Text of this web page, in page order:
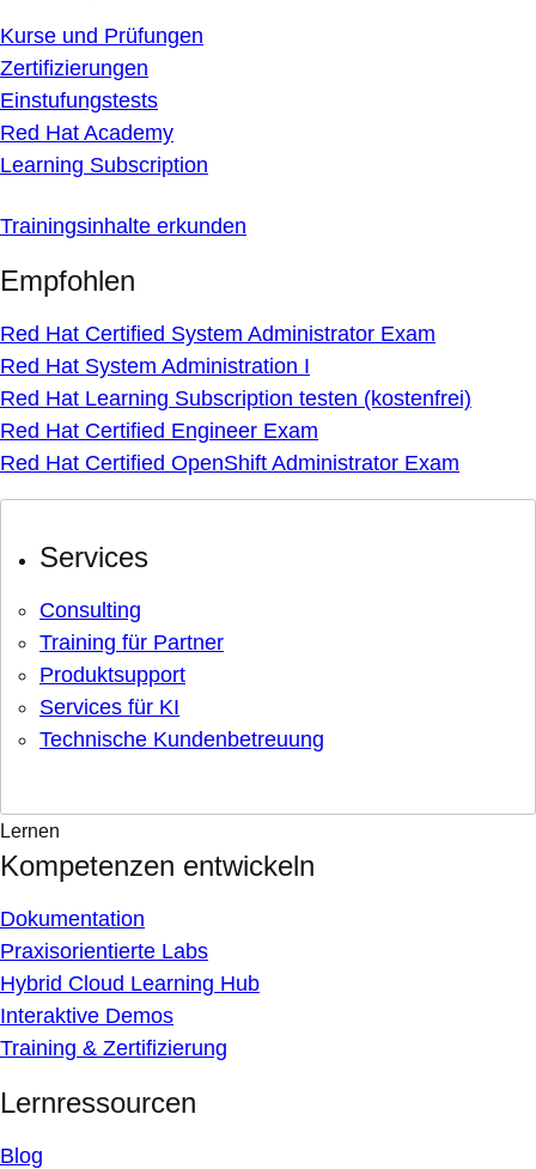
Kurse und Prüfungen
Zertifizierungen
Einstufungstests
Red Hat Academy
Learning Subscription
Trainingsinhalte erkunden
Empfohlen
Red Hat Certified System Administrator Exam
Red Hat System Administration I
Red Hat Learning Subscription testen (kostenfrei)
Red Hat Certified Engineer Exam
Red Hat Certified OpenShift Administrator Exam
Services
Consulting
Training für Partner
Produktsupport
Services für KI
Technische Kundenbetreuung
Lernen
Kompetenzen entwickeln
Dokumentation
Praxisorientierte Labs
Hybrid Cloud Learning Hub
Interaktive Demos
Training & Zertifizierung
Lernressourcen
Blog